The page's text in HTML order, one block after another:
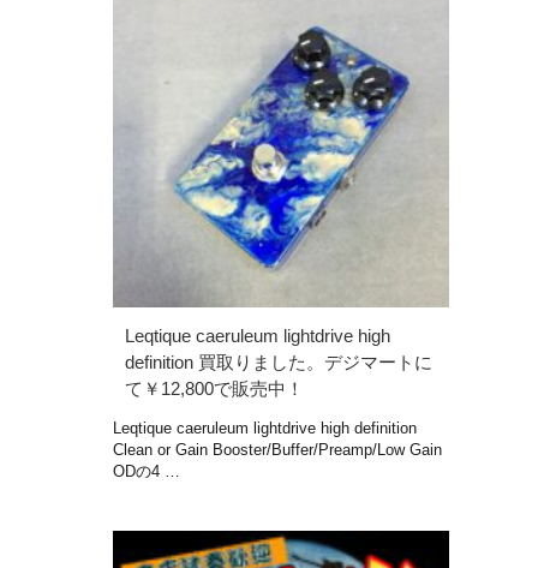
Leqtique caeruleum lightdrive high
definition 買取りました。デジマートに
て￥12,800で販売中！
Leqtique caeruleum lightdrive high definition
Clean or Gain Booster/Buffer/Preamp/Low Gain
ODの4 …